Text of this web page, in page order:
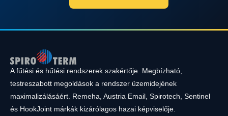
A fűtési és hűtési rendszerek szakértője. Megbízható,
testreszabott megoldások a rendszer üzemidejének
maximalizálásáért. Remeha, Austria Email, Spirotech, Sentinel
és HookJoint márkák kizárólagos hazai képviselője.